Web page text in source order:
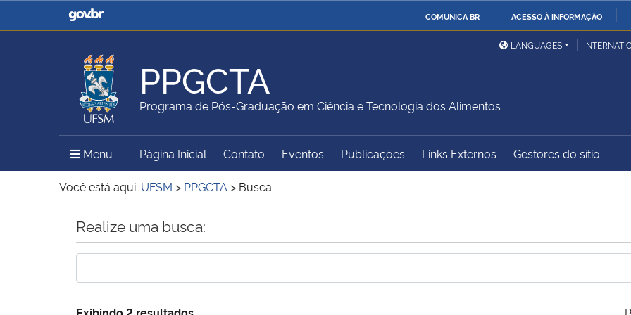
COMUNICA BR ACESSO À INFORMAÇÃO
Casa Civil
Ministério da Justiça e
Ministério da Defesa
Ministério das Relações
Exteriores
Ministério da Agricultura,
Pecuária e Abastecimento
Ministério da Educação
Ministério do Meio Ambiente Ministério do Turismo
Ministério do
Controladoria-Geral da
LANGUAGES
PPGCTA
Programa de Pós-Graduação em Ciência e Tecnologia dos Alimentos
Menu Menu Principal do Sítio
Página Inicial Contato Eventos Publicações Links Externos Gestores do sítio
Você está aqui: UFSM > PPGCTA > Busca
Início do conteúdo
Realize uma busca:
Exibindo 2 resultados